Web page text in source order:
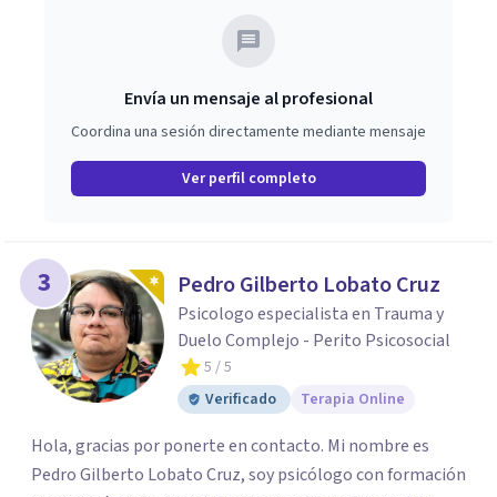
Envía un mensaje al profesional
Coordina una sesión directamente mediante mensaje
Ver perfil completo
3 Pedro Gilberto Lobato Cruz
Psicologo especialista en Trauma y
Duelo Complejo - Perito Psicosocial
5 / 5
Verificado
Terapia Online
Hola, gracias por ponerte en contacto. Mi nombre es
Pedro Gilberto Lobato Cruz, soy psicólogo con formación